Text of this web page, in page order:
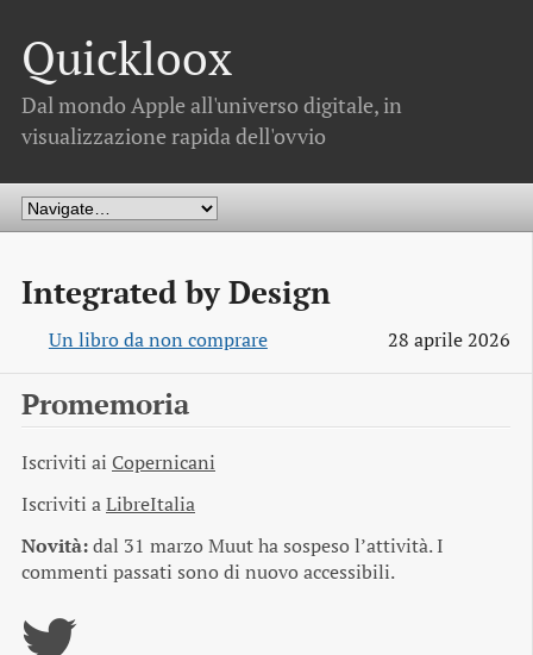
Quickloox
Dal mondo Apple all'universo digitale, in
visualizzazione rapida dell'ovvio
Integrated by Design
Un libro da non comprare 28 aprile 2026
Promemoria
Iscriviti ai Copernicani
Iscriviti aLibreItalia
Novità:dal 31 marzo Muut ha sospeso l’attività. I
commenti passati sono di nuovo accessibili.